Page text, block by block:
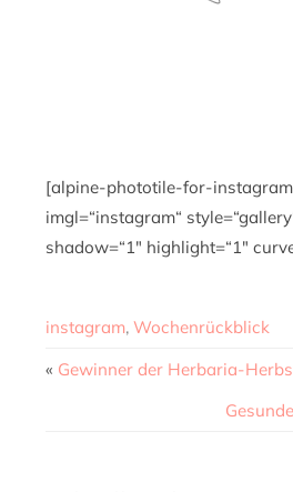
[alpine-phototile-for-instagram
imgl=“instagram“
shadow=“1″ highlight=“1″
instagram, Wochenrückblick
« Gewinner der Herbaria-